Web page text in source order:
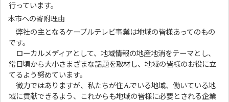
行っています。
本市への寄附理由
弊社の主となるケーブルテレビ事業は地域の皆様あってのもの
です。
ローカルメディアとして、地域情報の地産地消をテーマとし、
常日頃から大小さまざまな話題を取材し、地域の皆様のお役に立
てるよう努めています。
微力ではありますが、私たちが住んでいる地域、働いている地
域に貢献できるよう、これからも地域の皆様に必要とされる企業